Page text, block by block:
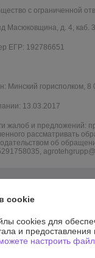
с ограниченной
Масюковщина, д. 4, каб.
ЕГР: 192786651
Минский горисполком, 8
13.03.2017
жалоб и предложений:
рассматривать
об
cookie
cookies для
и
настроить